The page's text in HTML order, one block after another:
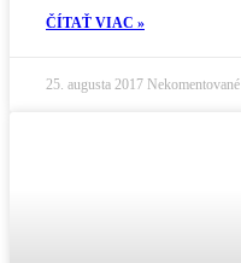
ČÍTAŤ VIAC »
25. augusta 2017 Nekomentované